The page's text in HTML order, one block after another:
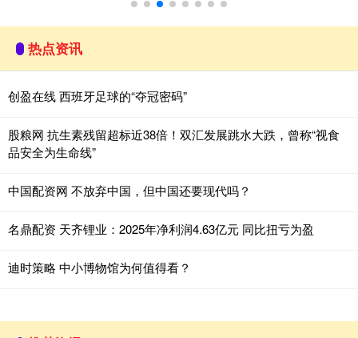
热点资讯
创盈在线 西班牙足球的“夺冠密码”
股粮网 抗生素残留超标近38倍！双汇发展跳水大跌，曾称“视食
品安全为生命线”
中国配资网 不放弃中国，但中国还要现代吗？
名鼎配资 天齐锂业：2025年净利润4.63亿元 同比扭亏为盈
迪时策略 中小博物馆为何值得看？